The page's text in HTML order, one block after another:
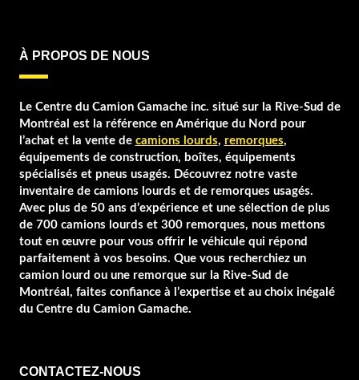
À PROPOS DE NOUS
Le Centre du Camion Gamache inc. situé sur la Rive-Sud de
Montréal est la référence en Amérique du Nord pour
l’achat et la vente de camions lourds, remorques,
équipements de construction, boîtes, équipements
spécialisés et pneus usagés. Découvrez notre vaste
inventaire de camions lourds et de remorques usagés.
Avec plus de 50 ans d’expérience et une sélection de plus
de 700 camions lourds et 300 remorques, nous mettons
tout en œuvre pour vous offrir le véhicule qui répond
parfaitement à vos besoins. Que vous recherchiez un
camion lourd ou une remorque sur la Rive-Sud de
Montréal, faites confiance à l’expertise et au choix inégalé
du Centre du Camion Gamache.
CONTACTEZ-NOUS